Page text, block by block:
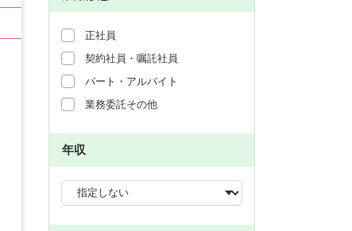
正社員
契約社員・嘱託社員
パート・アルバイト
業務委託その他
年収